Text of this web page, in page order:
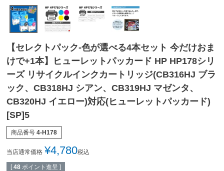
【セレクトパック-色が選べる4本セット 今だけおま
けで+1本】ヒューレットパッカード HP HP178シリ
ーズ リサイクルインクカートリッジ(CB316HJ ブラ
ック、CB318HJ シアン、CB319HJ マゼンタ、
CB320HJ イエロー)対応(ヒューレットパッカード)
[SP]5
商品番号 4-H178
当店通常価格 ¥4,780税込
[ 48 ポイント進呈 ]